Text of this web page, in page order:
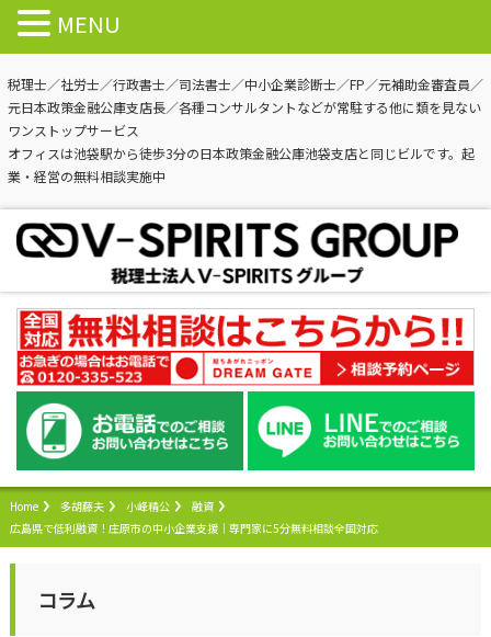
税理士／社労士／行政書士／司法書士／中小企業診断士／FP／元補助金審査員／
元日本政策金融公庫支店長／各種コンサルタントなどが常駐する他に類を見ない
ワンストップサービス
オフィスは池袋駅から徒歩3分の日本政策金融公庫池袋支店と同じビルです。起
業・経営の無料相談実施中
Home 多胡藤夫 小峰精公
融資
広島県で低利融資！庄原市の中小企業支援｜専門家に5分無料相談全国対応
コラム
MENU